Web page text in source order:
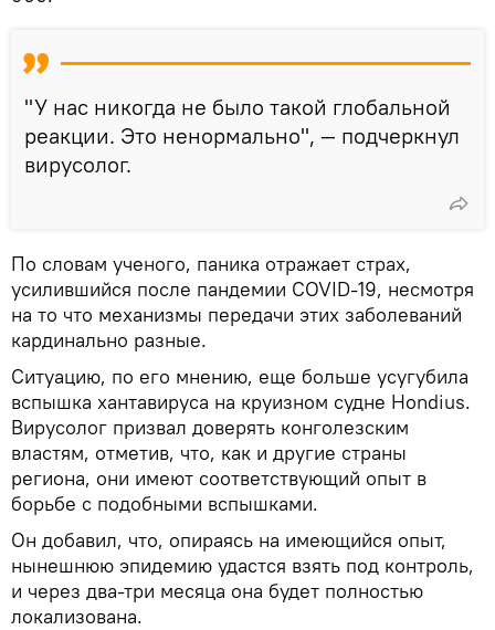
"У нас никогда не было такой глобальной
реакции. Это ненормально", — подчеркнул
вирусолог.
По словам ученого, паника отражает страх,
усилившийся после пандемии COVID‑19, несмотря
на то что механизмы передачи этих заболеваний
кардинально разные.
Ситуацию, по его мнению, еще больше усугубила
вспышка хантавируса на круизном судне Hondius.
Вирусолог призвал доверять конголезским
властям, отметив, что, как и другие страны
региона, они имеют соответствующий опыт в
борьбе с подобными вспышками.
Он добавил, что, опираясь на имеющийся опыт,
нынешнюю эпидемию удастся взять под контроль,
и через два‑три месяца она будет полностью
локализована.